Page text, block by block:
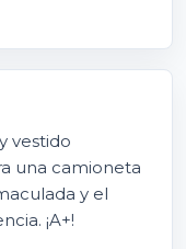
vestido
una camioneta
y el
¡A+!